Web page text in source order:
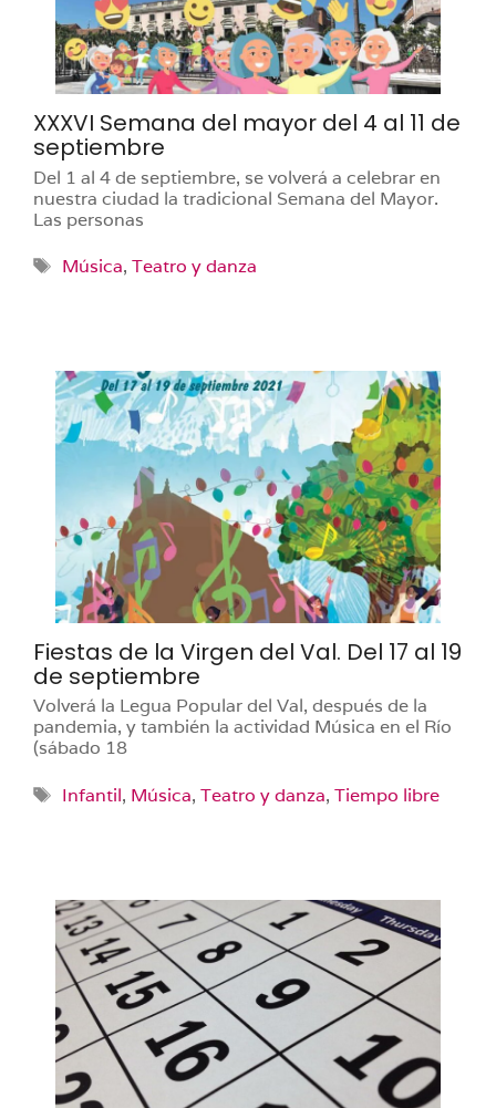
XXXVI Semana del mayor del 4 al 11 de
septiembre
Del 1 al 4 de septiembre, se volverá a celebrar en
nuestra ciudad la tradicional Semana del Mayor.
Las personas
Etiquetas
Música, Teatro y danza
Fiestas de la Virgen del Val. Del 17 al 19
de septiembre
Volverá la Legua Popular del Val, después de la
pandemia, y también la actividad Música en el Río
(sábado 18
Etiquetas
Infantil, Música, Teatro y danza, Tiempo libre